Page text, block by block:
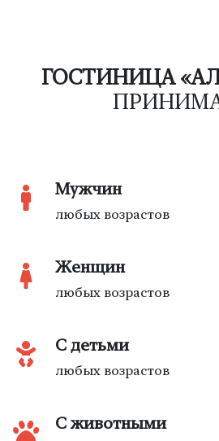
ГОСТИНИЦА
Мужчин
любых возрастов
Женщин
любых возрастов
С детьми
любых возрастов
С животными